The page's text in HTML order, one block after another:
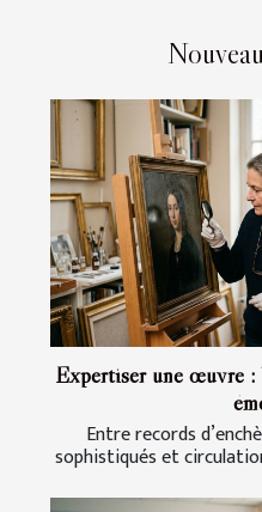
Expertiser une œuvre :
Entre records
sophistiqués et